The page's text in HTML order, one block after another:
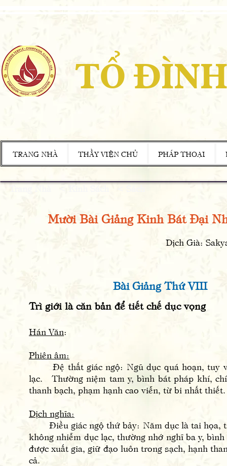
TỔ
TRANG NHÀ THẦY VIỆN CHỦ PHÁP THOẠI
Trang Nhà < Kinh Sách < Sách
Mười Bài Giảng Kinh Bát Đại
Dịch Già:
Trì giới là căn bản để tiết chế dục vọng
Hán Văn:
Phiên âm:
Đệ thất giác ngộ: Ngũ dục quá hoạn, tuy
lạc. Thường niệm tam y, bình bát pháp khí,
thanh bạch, phạm hạnh cao viễn, từ bi nhất thiết.
Dịch nghĩa:
Điều giác ngộ thứ bảy: Năm dục là tai họa,
không nhiễm dục lạc, thường nhớ nghĩ ba y,
được xuất gia, giữ đạo luôn trong sạch, hạnh
cả.
Bài Giảng Thứ VIII